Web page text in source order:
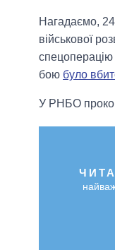
Нагадаємо, 24
військової
спецоперацію
бою було
У РНБО